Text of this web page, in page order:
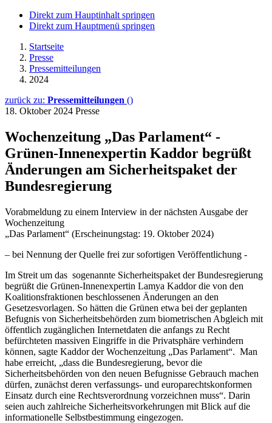
Direkt zum Hauptinhalt springen
Direkt zum Hauptmenü springen
Startseite
Presse
Pressemitteilungen
2024
zurück zu: Pressemitteilungen ()
18. Oktober 2024 Presse
Wochenzeitung „Das Parlament“ -
Grünen-Innenexpertin Kaddor begrüßt
Änderungen am Sicherheitspaket der
Bundesregierung
Vorabmeldung zu einem Interview in der nächsten Ausgabe der
Wochenzeitung
„Das Parlament“ (Erscheinungstag: 19. Oktober 2024)
– bei Nennung der Quelle frei zur sofortigen Veröffentlichung -
Im Streit um das sogenannte Sicherheitspaket der Bundesregierung
begrüßt die Grünen-Innenexpertin Lamya Kaddor die von den
Koalitionsfraktionen beschlossenen Änderungen an den
Gesetzesvorlagen. So hätten die Grünen etwa bei der geplanten
Befugnis von Sicherheitsbehörden zum biometrischen Abgleich mit
öffentlich zugänglichen Internetdaten die anfangs zu Recht
befürchteten massiven Eingriffe in die Privatsphäre verhindern
können, sagte Kaddor der Wochenzeitung „Das Parlament“. Man
habe erreicht, „dass die Bundesregierung, bevor die
Sicherheitsbehörden von den neuen Befugnisse Gebrauch machen
dürfen, zunächst deren verfassungs- und europarechtskonformen
Einsatz durch eine Rechtsverordnung vorzeichnen muss“. Darin
seien auch zahlreiche Sicherheitsvorkehrungen mit Blick auf die
informationelle Selbstbestimmung eingezogen.